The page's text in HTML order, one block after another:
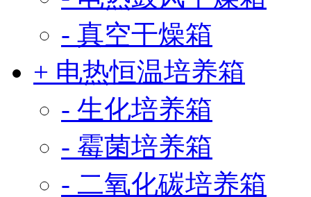
- 真空干燥箱
+ 电热恒温培养箱
- 生化培养箱
- 霉菌培养箱
- 二氧化碳培养箱